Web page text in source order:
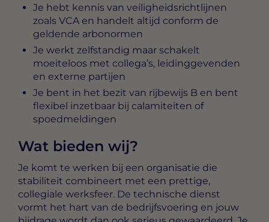
Je hebt kennis van veiligheidsrichtlijnen
zoals VCA en handelt altijd conform de
geldende arbonormen
Je werkt zelfstandig maar schakelt
moeiteloos met collega’s, leidinggevenden
en externe partijen
Je bent in het bezit van rijbewijs B en bent
flexibel inzetbaar bij calamiteiten of
spoedmeldingen
Wat bieden wij?
Je komt te werken bij een organisatie die
stabiliteit combineert met een prettige,
collegiale werksfeer. De technische dienst
vormt het hart van de bedrijfsvoering en jouw